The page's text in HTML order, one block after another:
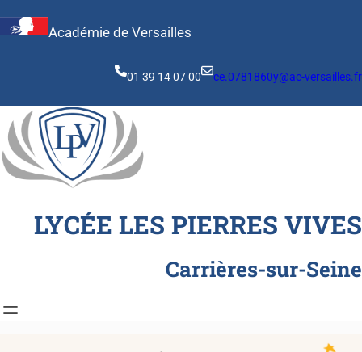
au
Académie de Versailles
01 39 14 07 00 ce.0781860y@ac-versailles.fr
LYCÉE LES PIERRES VIVES
Carrières-sur-Seine